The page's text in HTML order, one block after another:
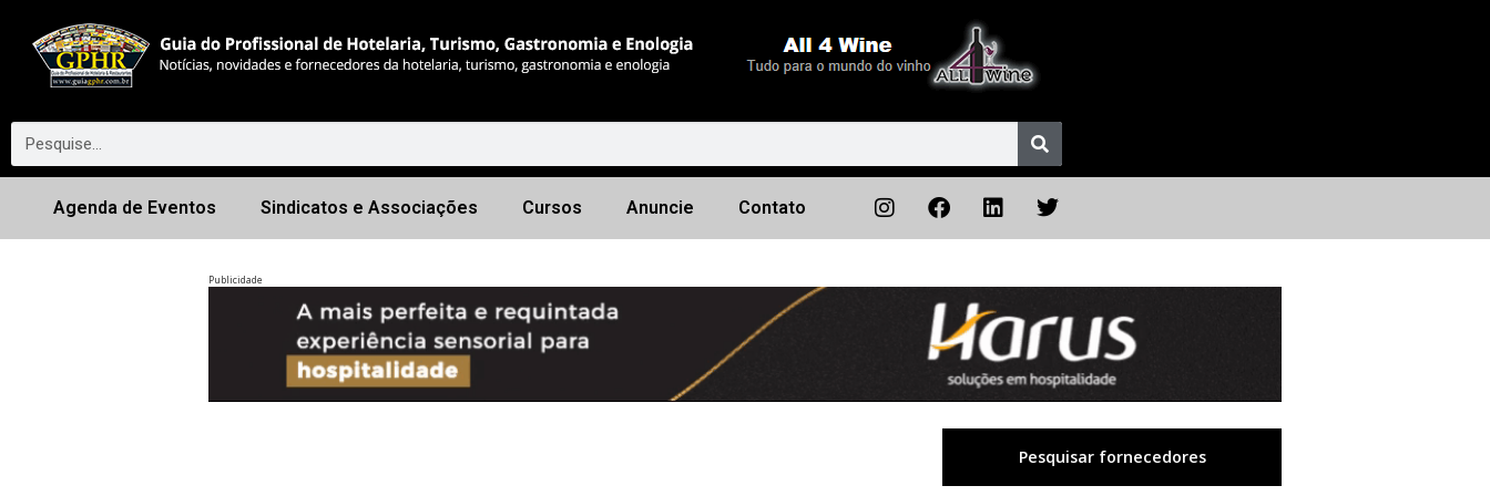
Agenda de Eventos Sindicatos e Associações Cursos Anuncie Contato
Publicidade
Próximo
Pesquisar fornecedores